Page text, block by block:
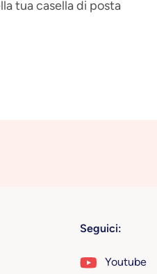
tua casella di posta
Seguici:
Youtube